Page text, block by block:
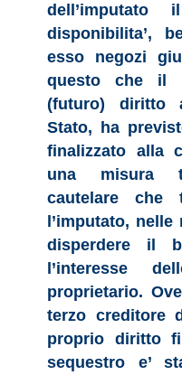
disponibilita’,
esso negozi
questo che il
(futuro) diritto
Stato, ha
finalizzato alla
una misura
cautelare che
l’imputato,
disperdere il
l’interesse
proprietario.
terzo creditore
proprio diritto
sequestro e’